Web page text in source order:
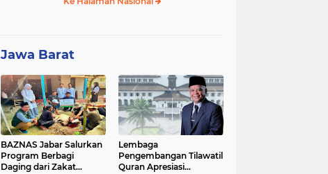
Jawa Barat
BAZNAS Jabar Salurkan
Program Berbagi
Daging dari Zakat
Lembaga
Pengembangan Tilawatil
Quran Apresiasi